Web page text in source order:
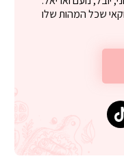
שכל המהות שלו